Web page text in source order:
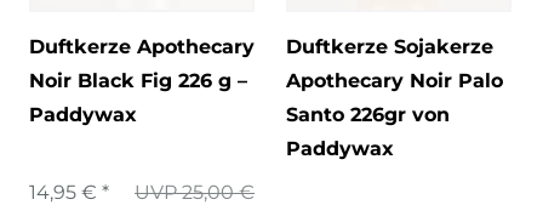
Duftkerze Apothecary
Noir Black Fig 226 g –
Paddywax
UVP 25,00 €
14,95 € *
Duftkerze Sojakerze
Apothecary Noir Palo
Santo 226gr von
Paddywax